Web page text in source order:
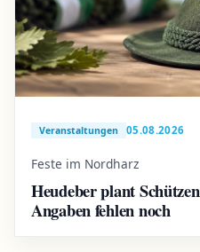
Veranstaltungen 05.08.2026
Feste im Nordharz
Heudeber plant
Angaben fehlen noch